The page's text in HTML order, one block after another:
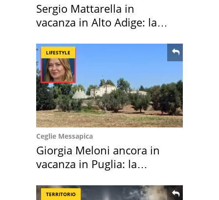
Sergio Mattarella in
vacanza in Alto Adige: la
LIFESTYLE
Ceglie Messapica
Giorgia Meloni ancora in
vacanza in Puglia: la
TERRITORIO